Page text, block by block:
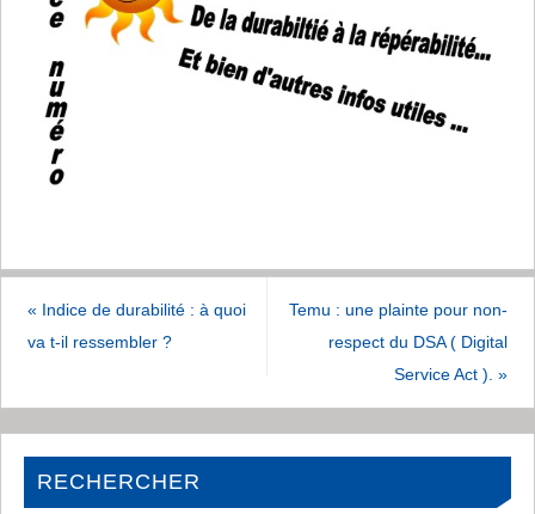
« Indice de durabilité : à quoi
va t-il ressembler ?
Temu : une plainte pour non-
respect du DSA ( Digital
Service Act ).»
RECHERCHER